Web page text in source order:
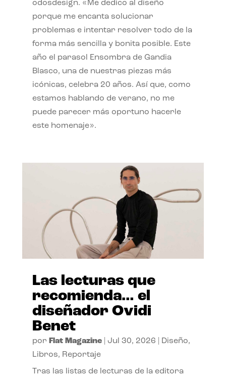
odosdesign. «Me dedico al diseño
porque me encanta solucionar
problemas e intentar resolver todo de la
forma más sencilla y bonita posible. Este
año el parasol Ensombra de Gandia
Blasco, una de nuestras piezas más
icónicas, celebra 20 años. Así que, como
estamos hablando de verano, no me
puede parecer más oportuno hacerle
este homenaje».
Las lecturas que
recomienda… el
diseñador Ovidi
Benet
por Flat Magazine| Jul 30, 2026 Diseño,
Libros, Reportaje
Tras las listas de lecturas de la editora